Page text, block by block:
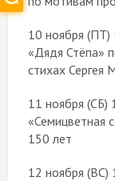
10 ноября (ПТ)
«Дядя Стёпа»
стихах Сергея
11 ноября (СБ)
«Семицветная
150 лет
12 ноября (ВС)